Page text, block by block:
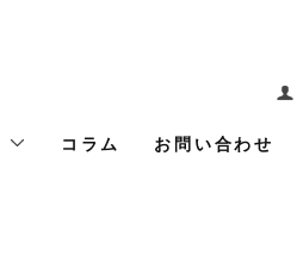
コラム お問い合わせ